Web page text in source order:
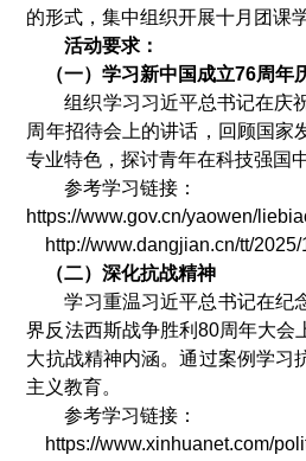
的形式，集中组织开展十月团课
活动要求：
（一）学习新中国成立76周年
组织学习习近平总书记在庆
周年招待会上的讲话，回顾国家
专业特色，探讨青年在科技强国
参考学习链接：
https://www.gov.cn/yaowen/
http://www.dangjian.cn/tt/
（二）深化抗战精神
学习重温习近平总书记在纪
界反法西斯战争胜利 80周年大会
大抗战精神内涵。通过案例学习
主义教育。
参考学习链接：
https://www.xinhuanet.com/